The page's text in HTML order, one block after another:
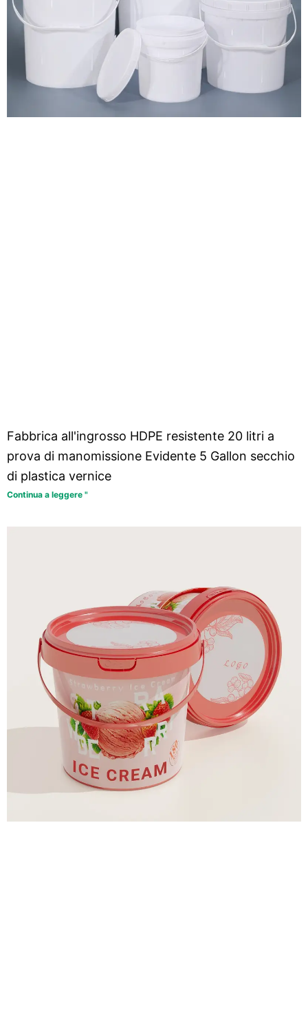
Fabbrica all'ingrosso HDPE resistente 20 litri a
prova di manomissione Evidente 5 Gallon secchio
di plastica vernice
Continua a leggere "